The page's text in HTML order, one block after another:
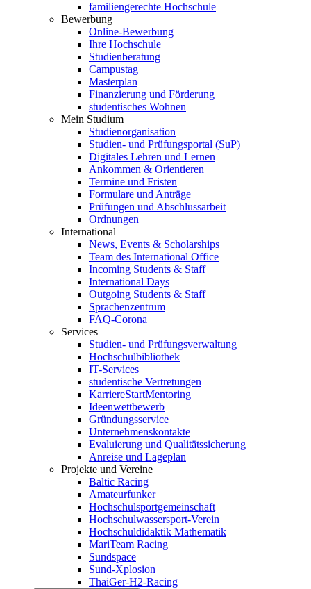
familiengerechte Hochschule
Bewerbung
Online-Bewerbung
Ihre Hochschule
Studienberatung
Campustag
Masterplan
Finanzierung und Förderung
studentisches Wohnen
Mein Studium
Studienorganisation
Studien- und Prüfungsportal (SuP)
Digitales Lehren und Lernen
Ankommen & Orientieren
Termine und Fristen
Formulare und Anträge
Prüfungen und Abschlussarbeit
Ordnungen
International
News, Events & Scholarships
Team des International Office
Incoming Students & Staff
International Days
Outgoing Students & Staff
Sprachenzentrum
FAQ-Corona
Services
Studien- und Prüfungsverwaltung
Hochschulbibliothek
IT-Services
studentische Vertretungen
KarriereStartMentoring
Ideenwettbewerb
Gründungsservice
Unternehmenskontakte
Evaluierung und Qualitätssicherung
Anreise und Lageplan
Projekte und Vereine
Baltic Racing
Amateurfunker
Hochschulsportgemeinschaft
Hochschulwassersport-Verein
Hochschuldidaktik Mathematik
MariTeam Racing
Sundspace
Sund-Xplosion
ThaiGer-H2-Racing